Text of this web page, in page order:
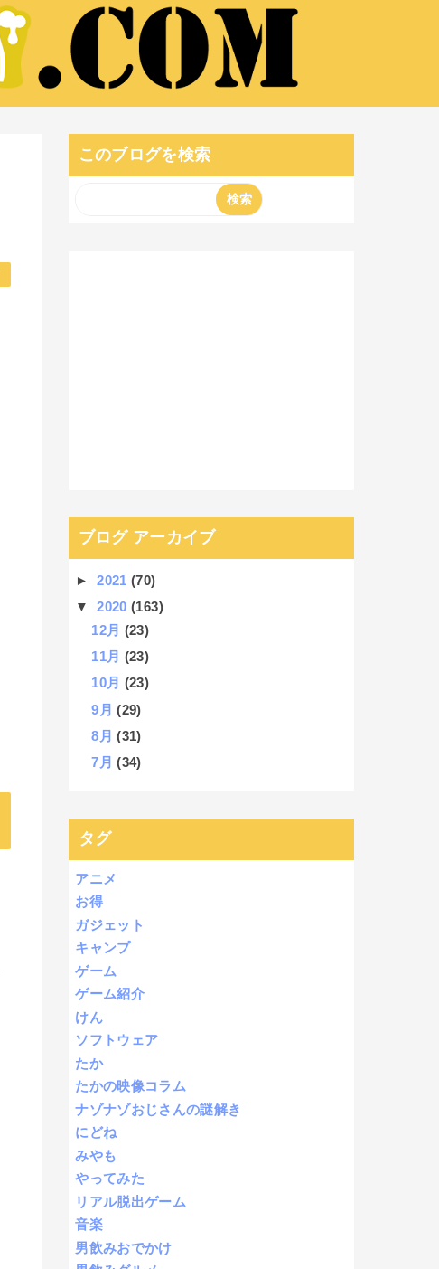
このブログを検索
ブログ アーカイブ
►2021(70)
▼2020(163)
12月 (23)
11月 (23)
10月 (23)
9月(29)
8月(31)
7月(34)
タグ
アニメ
お得
ガジェット
キャンプ
ゲーム
ゲーム紹介
けん
ソフトウェア
たか
たかの映像コラム
ナゾナゾおじさんの謎解き
にどね
みやも
やってみた
リアル脱出ゲーム
音楽
男飲みおでかけ